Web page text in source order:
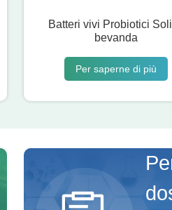
Batteri vivi Probiotici
bevanda
Per saperne di più